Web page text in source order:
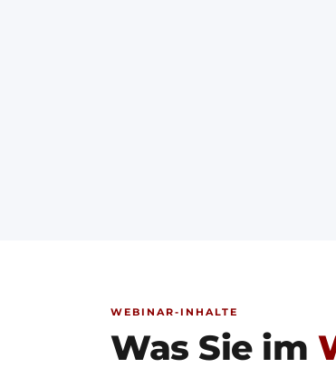
WEBINAR-INHALTE
Was Sie im